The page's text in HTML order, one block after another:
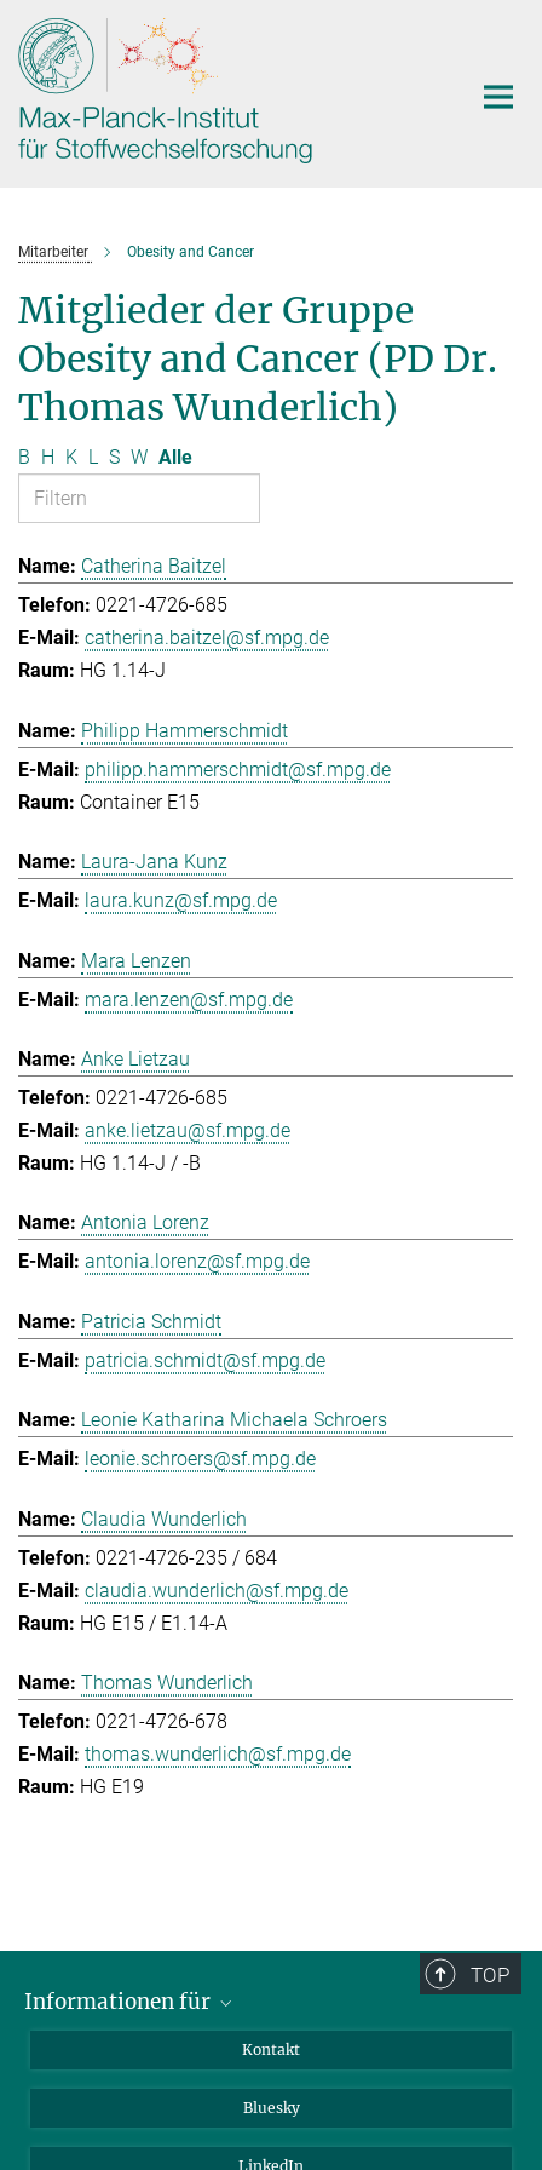
Hauptinhalt
Mitarbeiter Obesity and Cancer
Mitglieder der Gruppe
Obesity and Cancer (PD Dr.
Thomas Wunderlich)
B H K L S W Alle
Catherina Baitzel
0221-4726-685
catherina.baitzel@sf.mpg.de
HG 1.14-J
Philipp Hammerschmidt
philipp.hammerschmidt@sf.mpg.de
Container E15
Laura-Jana Kunz
laura.kunz@sf.mpg.de
Mara Lenzen
mara.lenzen@sf.mpg.de
Anke Lietzau
0221-4726-685
anke.lietzau@sf.mpg.de
HG 1.14-J / -B
Antonia Lorenz
antonia.lorenz@sf.mpg.de
Patricia Schmidt
patricia.schmidt@sf.mpg.de
Leonie Katharina Michaela Schroers
leonie.schroers@sf.mpg.de
Claudia Wunderlich
0221-4726-235 / 684
claudia.wunderlich@sf.mpg.de
HG E15 / E1.14-A
Thomas Wunderlich
0221-4726-678
thomas.wunderlich@sf.mpg.de
HG E19
TOP
Informationen für
Bewerbende
Forschende
Kontakt
Bluesky
LinkedIn